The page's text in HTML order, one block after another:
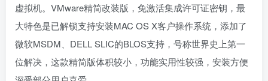
虚拟机。VMware精简改装版，免激活集成许可证密钥，最
大特色是已解锁支持安装MAC OS X客户操作系统，添加了
微软MSDM、DELL SLIC的BLOS支持，号称世界史上第一
位解决，这款精简版体积较小，功能实用性较强，安装方便